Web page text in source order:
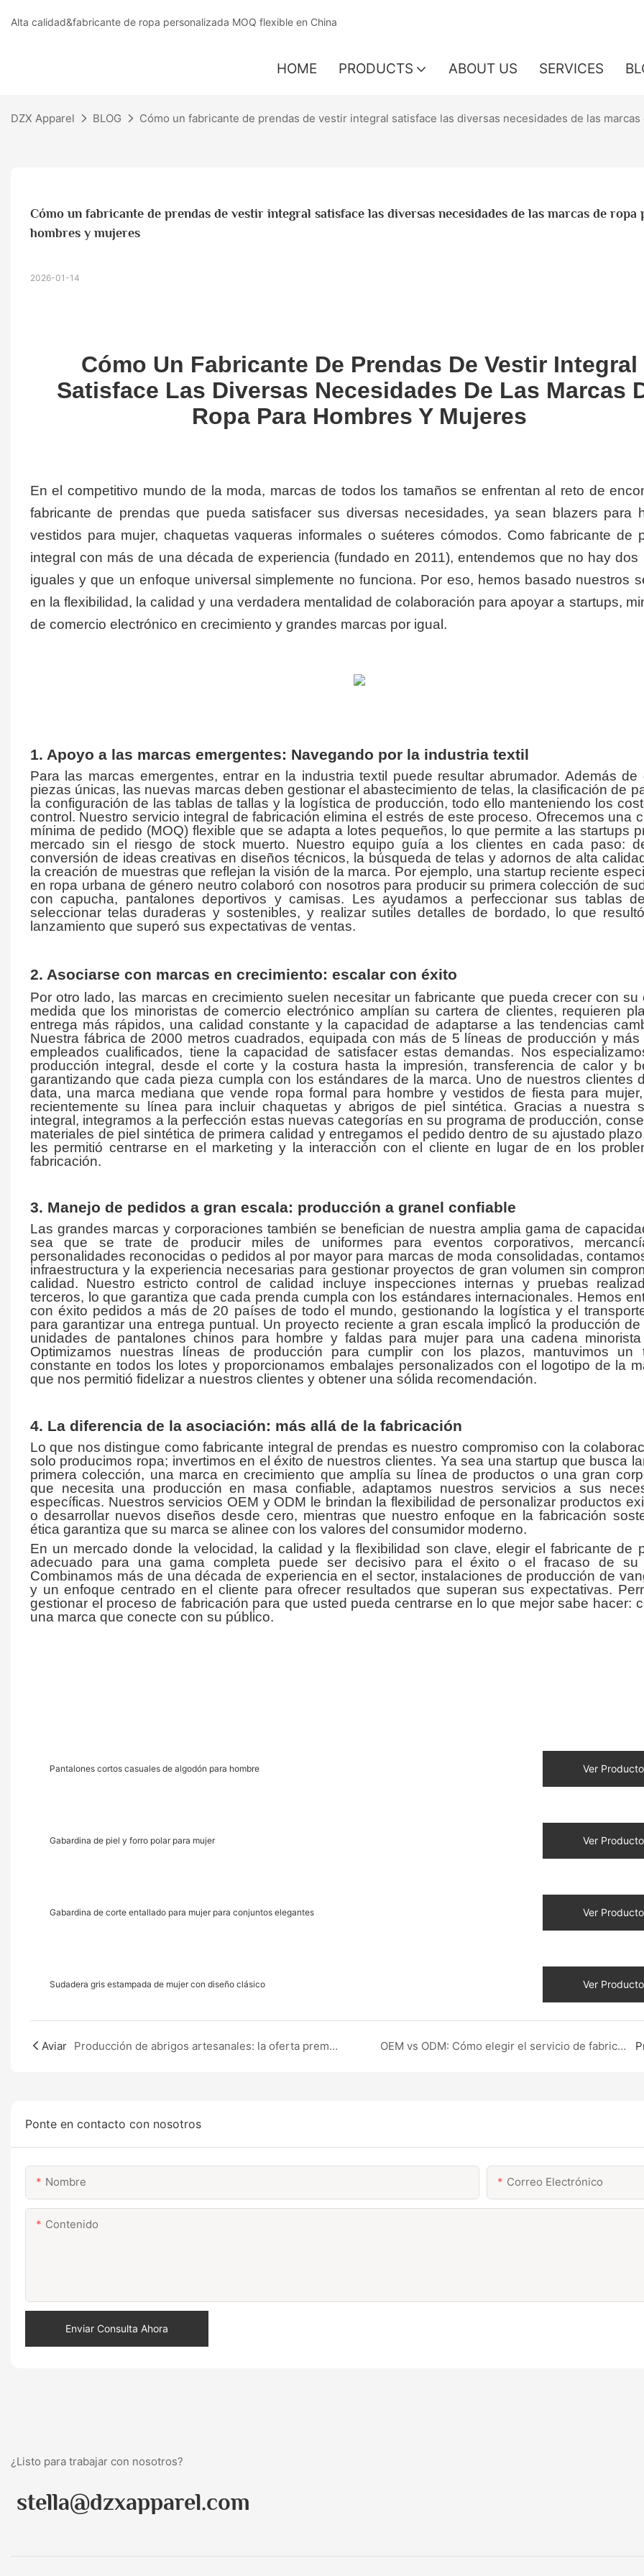
Alta calidad&fabricante de ropa personalizada MOQ flexible en China
HOME PRODUCTS ABOUT US SERVICES
DZX Apparel BLOG Cómo un fabricante de prendas de vestir integral satisface las diversas necesidades de las
Cómo un fabricante de prendas de vestir integral satisface las diversas necesidades de las marcas de ropa
hombres y mujeres
2026-01-14
Cómo Un Fabricante De Prendas De Vestir Integral
Satisface Las Diversas Necesidades De Las Marcas
Ropa Para Hombres Y Mujeres
En el competitivo mundo de la moda, marcas de todos los tamaños se enfrentan al reto de
fabricante de prendas que pueda satisfacer sus diversas necesidades, ya sean blazers para
vestidos para mujer, chaquetas vaqueras informales o suéteres cómodos. Como fabricante de
integral con más de una década de experiencia (fundado en 2011), entendemos que no hay dos
iguales y que un enfoque universal simplemente no funciona. Por eso, hemos basado nuestros
en la flexibilidad, la calidad y una verdadera mentalidad de colaboración para apoyar a startups,
de comercio electrónico en crecimiento y grandes marcas por igual.
1. Apoyo a las marcas emergentes: Navegando por la industria textil
Para las marcas emergentes, entrar en la industria textil puede resultar abrumador. Además de
piezas únicas, las nuevas marcas deben gestionar el abastecimiento de telas, la clasificación de
la configuración de las tablas de tallas y la logística de producción, todo ello manteniendo los
control. Nuestro servicio integral de fabricación elimina el estrés de este proceso. Ofrecemos una
mínima de pedido (MOQ) flexible que se adapta a lotes pequeños, lo que permite a las startups
mercado sin el riesgo de stock muerto. Nuestro equipo guía a los clientes en cada paso:
conversión de ideas creativas en diseños técnicos, la búsqueda de telas y adornos de alta
la creación de muestras que reflejan la visión de la marca. Por ejemplo, una startup reciente
en ropa urbana de género neutro colaboró ​​con nosotros para producir su primera colección de
con capucha, pantalones deportivos y camisas. Les ayudamos a perfeccionar sus tablas
seleccionar telas duraderas y sostenibles, y realizar sutiles detalles de bordado, lo que
lanzamiento que superó sus expectativas de ventas.
2. Asociarse con marcas en crecimiento: escalar con éxito
Por otro lado, las marcas en crecimiento suelen necesitar un fabricante que pueda crecer con su
medida que los minoristas de comercio electrónico amplían su cartera de clientes, requieren
entrega más rápidos, una calidad constante y la capacidad de adaptarse a las tendencias
Nuestra fábrica de 2000 metros cuadrados, equipada con más de 5 líneas de producción y más
empleados cualificados, tiene la capacidad de satisfacer estas demandas. Nos
producción integral, desde el corte y la costura hasta la impresión, transferencia de calor y
garantizando que cada pieza cumpla con los estándares de la marca. Uno de nuestros clientes
data, una marca mediana que vende ropa formal para hombre y vestidos de fiesta para
recientemente su línea para incluir chaquetas y abrigos de piel sintética. Gracias a nuestra
integral, integramos a la perfección estas nuevas categorías en su programa de producción,
materiales de piel sintética de primera calidad y entregamos el pedido dentro de su ajustado
les permitió centrarse en el marketing y la interacción con el cliente en lugar de en los
fabricación.
3. Manejo de pedidos a gran escala: producción a granel confiable
Las grandes marcas y corporaciones también se benefician de nuestra amplia gama de
sea que se trate de producir miles de uniformes para eventos corporativos,
personalidades reconocidas o pedidos al por mayor para marcas de moda consolidadas,
infraestructura y la experiencia necesarias para gestionar proyectos de gran volumen sin
calidad. Nuestro estricto control de calidad incluye inspecciones internas y pruebas
terceros, lo que garantiza que cada prenda cumpla con los estándares internacionales. Hemos
con éxito pedidos a más de 20 países de todo el mundo, gestionando la logística y el
para garantizar una entrega puntual. Un proyecto reciente a gran escala implicó la producción
unidades de pantalones chinos para hombre y faldas para mujer para una cadena minorista
Optimizamos nuestras líneas de producción para cumplir con los plazos, mantuvimos un
constante en todos los lotes y proporcionamos embalajes personalizados con el logotipo de la
que nos permitió fidelizar a nuestros clientes y obtener una sólida recomendación.
4. La diferencia de la asociación: más allá de la fabricación
Lo que nos distingue como fabricante integral de prendas es nuestro compromiso con la
solo producimos ropa; invertimos en el éxito de nuestros clientes. Ya sea una startup que busca
primera colección, una marca en crecimiento que amplía su línea de productos o una gran
que necesita una producción en masa confiable, adaptamos nuestros servicios a sus
específicas. Nuestros servicios OEM y ODM le brindan la flexibilidad de personalizar productos
o desarrollar nuevos diseños desde cero, mientras que nuestro enfoque en la fabricación
ética garantiza que su marca se alinee con los valores del consumidor moderno.
En un mercado donde la velocidad, la calidad y la flexibilidad son clave, elegir el fabricante de
adecuado para una gama completa puede ser decisivo para el éxito o el fracaso de su
Combinamos más de una década de experiencia en el sector, instalaciones de producción de
y un enfoque centrado en el cliente para ofrecer resultados que superan sus expectativas.
gestionar el proceso de fabricación para que usted pueda centrarse en lo que mejor sabe hacer:
una marca que conecte con su público.
Pantalones cortos casuales de algodón para hombre Ver
Gabardina de piel y forro polar para mujer Ver
Gabardina de corte entallado para mujer para conjuntos elegantes Ver
Sudadera gris estampada de mujer con diseño clásico Ver
Aviar Producción de abrigos artesanales: la oferta premium de DZX Apparel para socios globales OEM vs ODM: Cómo elegir el servicio de fabricación de prendas adecuado para su marca
Ponte en contacto con nosotros
Nombre Correo Electrónico
Contenido
Enviar Consulta Ahora
¿Listo para trabajar con nosotros?
stella@dzxapparel.com